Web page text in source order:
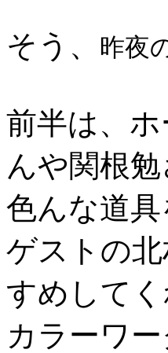
そう、 昨夜
前半は、
んや関根勉
色んな道
ゲストの
すめして
カラーワ